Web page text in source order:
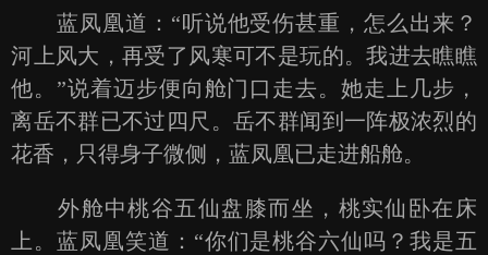
蓝凤凰道：“听说他受伤甚重，怎么出来？
河上风大，再受了风寒可不是玩的。我进去瞧瞧
他。”说着迈步便向舱门口走去。她走上几步，
离岳不群已不过四尺。岳不群闻到一阵极浓烈的
花香，只得身子微侧，蓝凤凰已走进船舱。
外舱中桃谷五仙盘膝而坐，桃实仙卧在床
上。蓝凤凰笑道：“你们是桃谷六仙吗？我是五